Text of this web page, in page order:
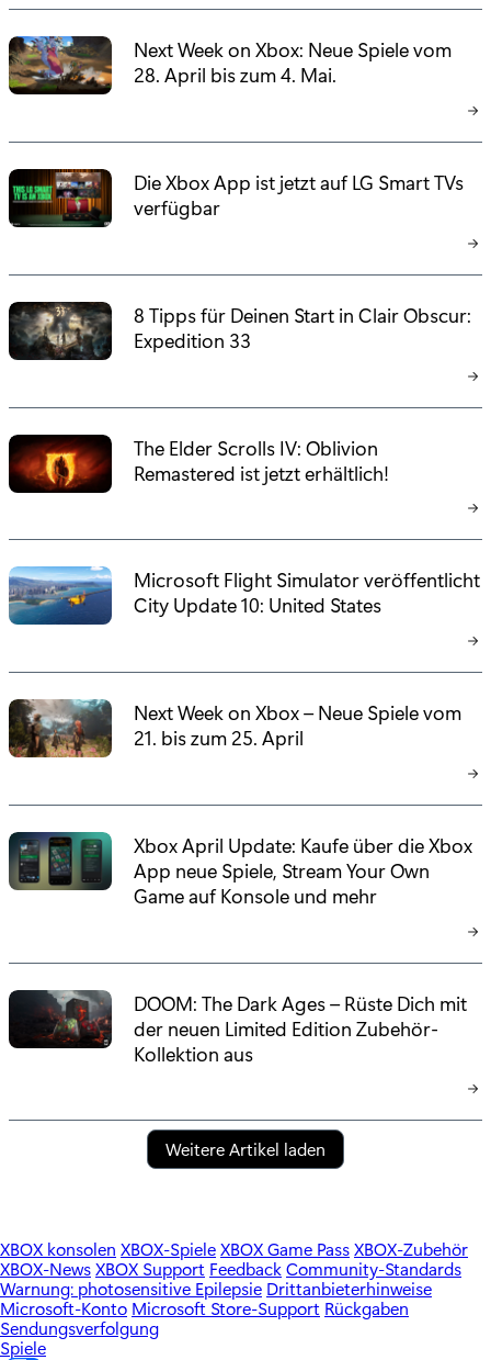
Next Week on Xbox: Neue Spiele vom
28. April bis zum 4. Mai.
Die Xbox App ist jetzt auf LG Smart TVs
verfügbar
8 Tipps für Deinen Start in Clair Obscur:
Expedition 33
The Elder Scrolls IV: Oblivion
Remastered ist jetzt erhältlich!
Microsoft Flight Simulator veröffentlicht
City Update 10: United States
Next Week on Xbox – Neue Spiele vom
21. bis zum 25. April
Xbox April Update: Kaufe über die Xbox
App neue Spiele, Stream Your Own
Game auf Konsole und mehr
DOOM: The Dark Ages – Rüste Dich mit
der neuen Limited Edition Zubehör-
Kollektion aus
Weitere Artikel laden
XBOX konsolen XBOX-SpieleXBOX Game PassXBOX-Zubehör
XBOX-NewsXBOX Support FeedbackCommunity-Standards
Warnung: photosensitive Epilepsie Drittanbieterhinweise
Microsoft-Konto Microsoft Store-Support Rückgaben
Sendungsverfolgung
Spiele